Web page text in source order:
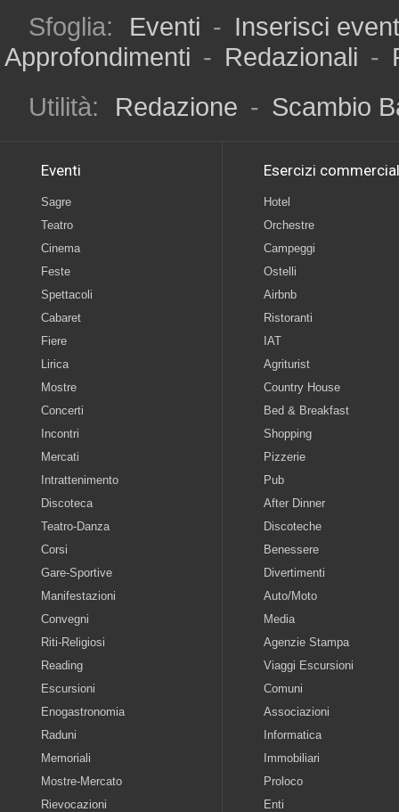
Sfoglia: Eventi - Inserisci
Approfondimenti - Redazionali -
Utilità:
Redazione - Scambio
Eventi
Sagre
Teatro
Cinema
Feste
Spettacoli
Cabaret
Fiere
Lirica
Mostre
Concerti
Incontri
Mercati
Intrattenimento
Discoteca
Teatro-Danza
Corsi
Gare-Sportive
Manifestazioni
Convegni
Riti-Religiosi
Reading
Escursioni
Enogastronomia
Raduni
Memoriali
Mostre-Mercato
Rievocazioni
Esercizi
Hotel
Orchestre
Campeggi
Ostelli
Airbnb
Ristoranti
IAT
Agriturist
Country House
Bed & Breakfast
Shopping
Pizzerie
Pub
After Dinner
Discoteche
Benessere
Divertimenti
Auto/Moto
Media
Agenzie Stampa
Viaggi Escursioni
Comuni
Associazioni
Informatica
Immobiliari
Proloco
Enti